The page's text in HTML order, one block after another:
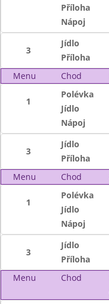
Příloha
Nápoj
3
Jídlo
Příloha
Menu
Chod
1
Polévka
Jídlo
Nápoj
3
Jídlo
Příloha
Menu
Chod
1
Polévka
Jídlo
Nápoj
3
Jídlo
Příloha
Menu
Chod